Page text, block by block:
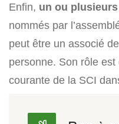
Enfin, un ou
nommés par
peut être un associé
personne. Son rôle est
courante de la SCI